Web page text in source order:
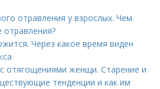
отравления у взрослых. Чем
Через какое время виден
отягощениями женщи. Старение и
тенденции и как им